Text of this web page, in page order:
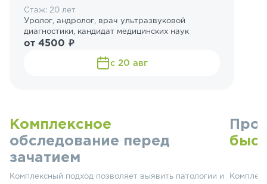
Стаж: 20 лет
Уролог, андролог, врач ультразвуковой
диагностики, кандидат медицинских наук
от 4500 ₽
с 20 авг
Комплексное
обследование перед
зачатием
Комплексный подход позволяет выявить патологии и